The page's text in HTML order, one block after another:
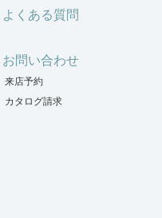
よくある質問
お問い合わせ
来店予約
カタログ請求